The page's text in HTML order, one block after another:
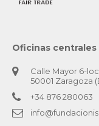
Oficinas centrales
Calle Mayor 6-
50001 Zaragoza
+34 876 280063